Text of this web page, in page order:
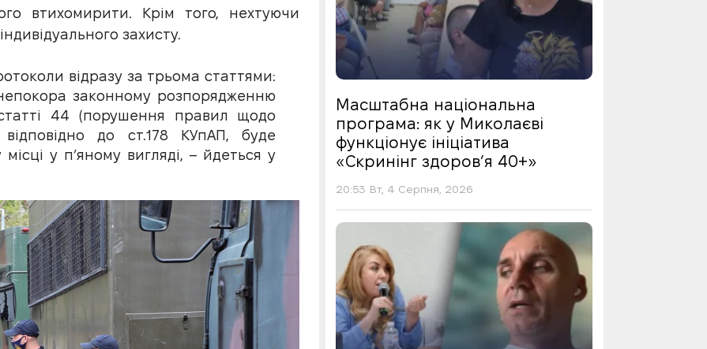
втихомирити. Крім того, нехтуючи
захисту.
відразу за трьома статтями:
непокора законному розпорядженню
44 (порушення правил щодо
до ст.178 КУпАП, буде
у п’яному вигляді, – йдеться у
Масштабна національна
програма: як у Миколаєві
функціонує ініціатива
«Скринінг здоровʼя 40+»
20:53 Вт, 4 Серпня, 2026